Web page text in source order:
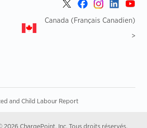
Canada (Français Canadien)
>
and Child Labour Report
2026 ChargePoint, Inc. Tous droits réservés.